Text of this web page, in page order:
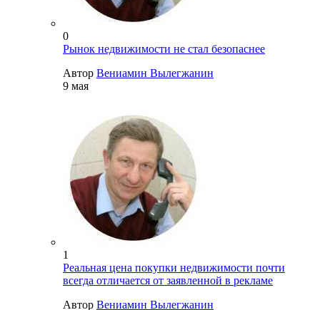
0
Рынок недвижимости не стал безопаснее
Автор Вениамин Вылегжанин
9 мая
1
Реальная цена покупки недвижимости почти
всегда отличается от заявленной в рекламе
Автор Вениамин Вылегжанин